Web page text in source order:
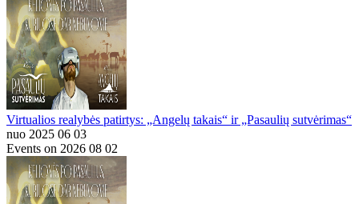
Virtualios realybės patirtys: „Angelų takais“ ir „Pasaulių sutvėrimas“
nuo 2025 06 03
Events on 2026 08 02